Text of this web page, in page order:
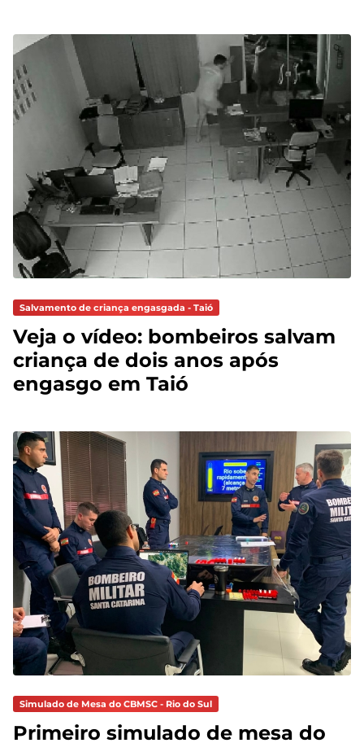
Salvamento de criança engasgada - Taió
Veja o vídeo: bombeiros salvam
criança de dois anos após
engasgo em Taió
Simulado de Mesa do CBMSC - Rio do Sul
Primeiro simulado de mesa do